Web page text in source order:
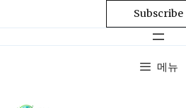
Subscribe
메뉴